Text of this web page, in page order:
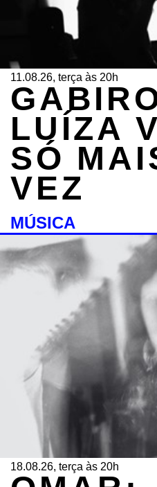
11.08.26, terça às 20h
LUÍZA
SÓ
VEZ
MÚSICA
18.08.26, terça às 20h